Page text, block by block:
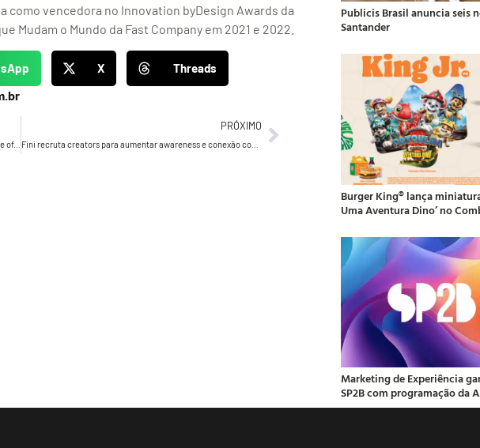
como vencedora no Innovation byDesign Awards da
Mudam o Mundo da Fast Company em 2021 e 2022.
X Threads
Shell realiza “primeiro Test Drive de combustível do Brasil” e oferece mil tanques de graça
PRÓXIMO
Publicis Brasil anuncia seis
Santander
Burger King® lança
Uma Aventura Dino’ no
Marketing de Experiência
SP2B com programação da